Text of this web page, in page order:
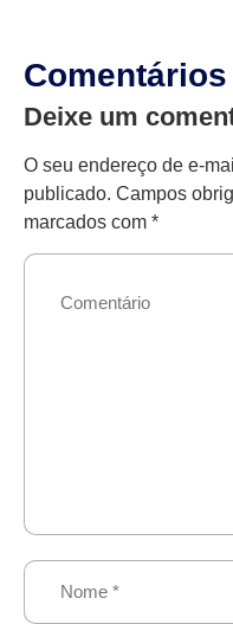
Comentários
Deixe um
O seu endereço de e-
publicado. Campos
marcados com *